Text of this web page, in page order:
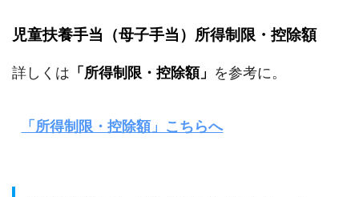
児童扶養手当（母子手当）所得制限・控除額
詳しくは 「所得制限・控除額」 を参考に。
「所得制限・控除額」こちらへ